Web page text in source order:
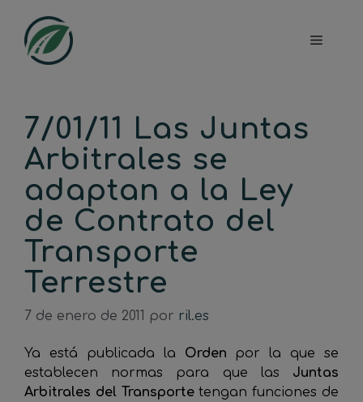
contenido
Menú
7/01/11 Las Juntas
Arbitrales se
adaptan a la Ley
de Contrato del
Transporte
Terrestre
7 de enero de 2011 por ril.es
Ya está publicada la Orden por la que se
establecen normas para que las Juntas
Arbitrales del Transportetengan funciones de